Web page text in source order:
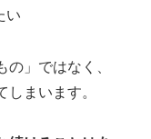
い
」ではなく、
しまいます。